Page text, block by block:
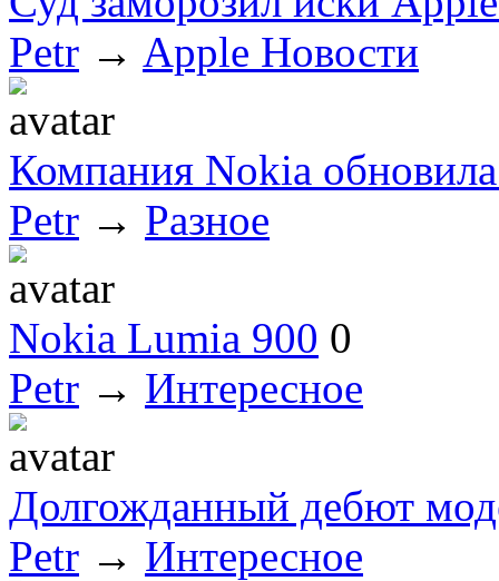
Petr → Apple Новости
Компания Nokia
Petr → Разное
Nokia Lumia 900 0
Petr → Интересное
Долгожданный дебют
Petr → Интересное